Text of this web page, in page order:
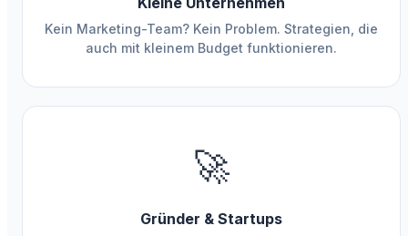
Kein Marketing-Team? Kein Problem. Strategien, die
auch mit kleinem Budget funktionieren.
🚀
Gründer & Startups